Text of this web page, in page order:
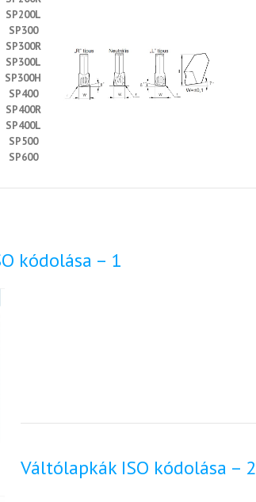
SP200L
SP300
SP300R
SP300L
SP300H
SP400
SP400R
SP400L
SP500
SP600
kódolása – 1
Váltólapkák ISO kódolása – 2